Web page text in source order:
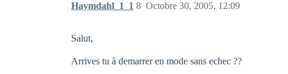
Haymdahl_1_1 Octobre 30, 2005, 12:09
8
Salut,
Arrives tu à demarrer en mode sans echec ??